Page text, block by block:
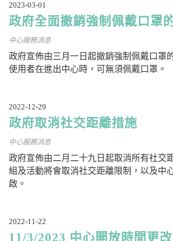
2023-03-01
政府全面撤銷強制佩戴口罩
中心服務消息
政府宣佈由三月一日起撤銷強制佩戴口罩
使用者在進出中心時，可無須佩戴口罩。
2022-12-29
政府取消社交距離措施
中心服務消息
政府宣佈由二月二十九日起取消所有社交
組及活動將會取消社交距離限制，以及中
啟。
2022-11-22
11/3/2023 中心開放時間更改